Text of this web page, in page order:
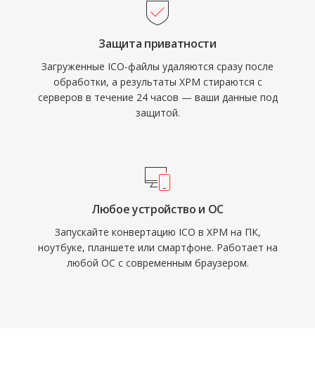
Защита приватности
Загруженные ICO-файлы удаляются сразу после
обработки, а результаты XPM стираются с
серверов в течение 24 часов — ваши данные под
защитой.
Любое устройство и ОС
Запускайте конвертацию ICO в XPM на ПК,
ноутбуке, планшете или смартфоне. Работает на
любой ОС с современным браузером.